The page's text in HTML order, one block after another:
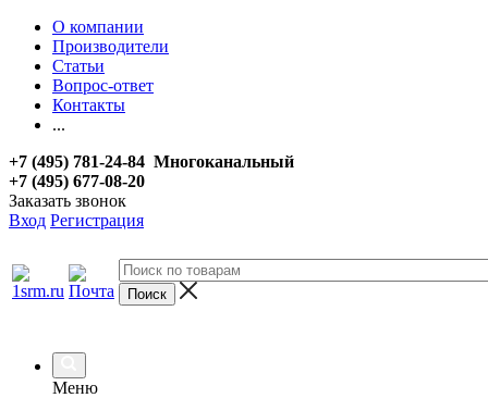
О компании
Производители
Статьи
Вопрос-ответ
Контакты
...
+7 (495) 781-24-84 Многоканальный
+7 (495) 677-08-20
Заказать звонок
Вход Регистрация
Меню